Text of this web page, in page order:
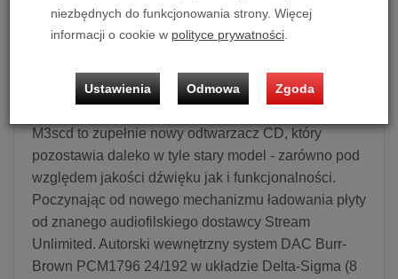
Możliwość zakupu produktu w bezpłatnym systemie
ratalnym 0% na 10 lub 20 miesięcy lub specjalna oferta!
Odtwarzacz CD Musical Fidelity M3scd
M3scd to zupełnie nowy odtwarzacz CD, który
pozostawia daleko w tyle stary model - zarówno pod
względem jakości dźwięku jak i funkcjonalności.
Poczynając od nowego mechanizmu ładowania płyty
od znanego audiofilskiego dostawcy Stream
Unlimited. Autorski wewnętrzny system DAC Burr-
Brown PCM1796 24/192 w układzie Delta-Sigma (8
niezbędnych do funkcjonowania strony. Więcej
informacji o cookie w polityce prywatności
Ustawienia Odmowa Zgoda